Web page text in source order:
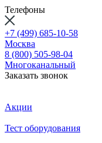
Телефоны
+7 (499) 685-10-58
Москва
8 (800) 505-98-04
Многоканальный
Заказать звонок
Акции
Тест оборудования